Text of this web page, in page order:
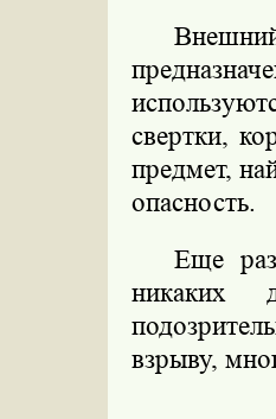
свертки,
предмет,
опасность.
Еще
никаких
взрыву,